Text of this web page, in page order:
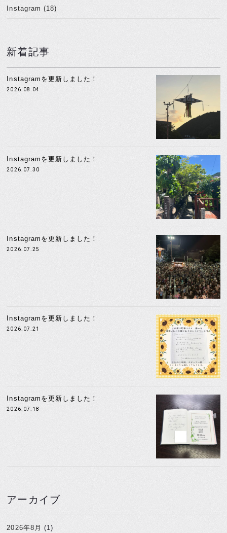
Instagram (18)
新着記事
Instagramを更新しました！
2026.08.04
Instagramを更新しました！
2026.07.30
Instagramを更新しました！
2026.07.25
Instagramを更新しました！
2026.07.21
Instagramを更新しました！
2026.07.18
アーカイブ
2026年8月 (1)